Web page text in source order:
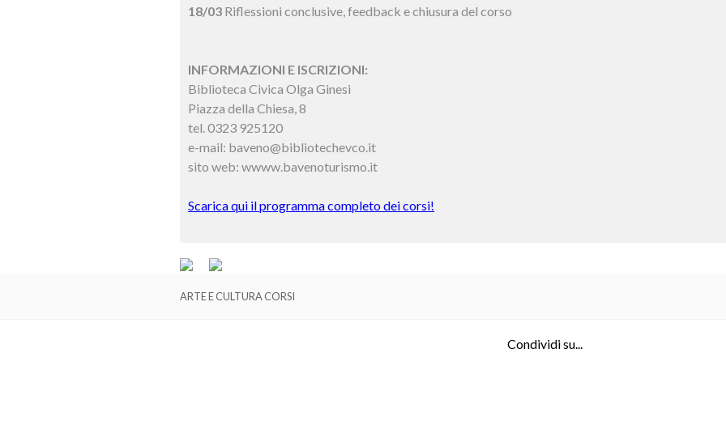
18/03 Riflessioni conclusive, feedback e chiusura del corso
INFORMAZIONI E ISCRIZIONI:
Biblioteca Civica Olga Ginesi
Piazza della Chiesa, 8
tel. 0323 925120
e-mail: baveno@bibliotechevco.it
sito web: wwww.bavenoturismo.it
Scarica qui il programma completo dei corsi!
ARTE E CULTURA CORSI
Condividi su...